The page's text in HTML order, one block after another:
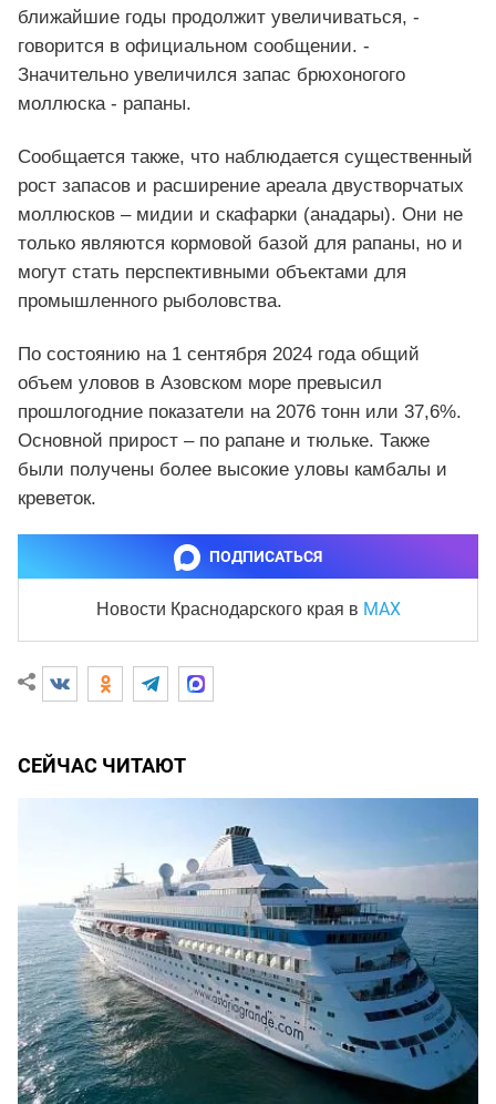
ближайшие годы продолжит увеличиваться, -
говорится в официальном сообщении. -
Значительно увеличился запас брюхоногого
моллюска - рапаны.
Сообщается также, что наблюдается существенный
рост запасов и расширение ареала двустворчатых
моллюсков – мидии и скафарки (анадары). Они не
только являются кормовой базой для рапаны, но и
могут стать перспективными объектами для
промышленного рыболовства.
По состоянию на 1 сентября 2024 года общий
объем уловов в Азовском море превысил
прошлогодние показатели на 2076 тонн или 37,6%.
Основной прирост – по рапане и тюльке. Также
были получены более высокие уловы камбалы и
креветок.
ПОДПИСАТЬСЯ
Новости Краснодарского края в MAX
СЕЙЧАС ЧИТАЮТ